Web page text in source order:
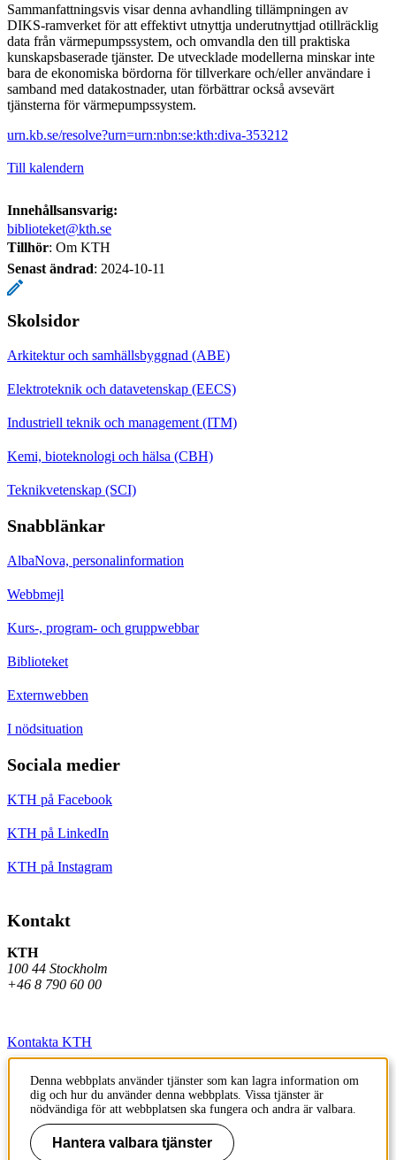
Sammanfattningsvis visar denna avhandling tillämpningen av
DIKS-ramverket för att effektivt utnyttja underutnyttjad otillräcklig
data från värmepumpssystem, och omvandla den till praktiska
kunskapsbaserade tjänster. De utvecklade modellerna minskar inte
bara de ekonomiska bördorna för tillverkare och/eller användare i
samband med datakostnader, utan förbättrar också avsevärt
tjänsterna för värmepumpssystem.
urn.kb.se/resolve?urn=urn:nbn:se:kth:diva-353212
Till kalendern
Innehållsansvarig:
biblioteket@kth.se
Tillhör: Om KTH
Senast ändrad: 2024-10-11
Skolsidor
Arkitektur och samhällsbyggnad (ABE)
Elektroteknik och datavetenskap (EECS)
Industriell teknik och management (ITM)
Kemi, bioteknologi och hälsa (CBH)
Teknikvetenskap (SCI)
Snabblänkar
AlbaNova, personalinformation
Webbmejl
Kurs-, program- och gruppwebbar
Biblioteket
Externwebben
I nödsituation
Sociala medier
KTH på Facebook
KTH på LinkedIn
KTH på Instagram
Kontakt
KTH
100 44 Stockholm
+46 8 790 60 00
Kontakta KTH
Jobba på KTH
Press och media
Faktura och betalning KTH
Denna webbplats använder tjänster som kan lagra information om
dig och hur du använder denna webbplats. Vissa tjänster är
nödvändiga för att webbplatsen ska fungera och andra är valbara.
Hantera valbara tjänster